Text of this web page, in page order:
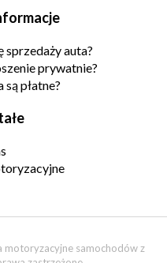
sprzedaży auta?
prywatnie?
są płatne?
samochodów z